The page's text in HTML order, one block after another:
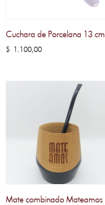
Cuchara de Porcelana 13 cm
$ 1.100,00
Mate combinado Mateamos